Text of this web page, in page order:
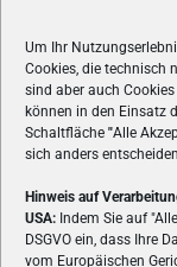
Um Ihr
Cookies, die technisch
sind aber auch
können in den Einsatz
Schaltfläche "Alle
sich anders
Hinweis auf
USA: Indem Sie auf
DSGVO ein, dass Ihre
vom Europäischen